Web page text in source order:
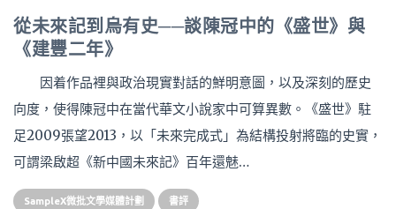
從未來記到烏有史──談陳冠中的《盛世》與
《建豐二年》
因着作品裡與政治現實對話的鮮明意圖，以及深刻的歷史
向度，使得陳冠中在當代華文小說家中可算異數。《盛世》駐
足2009張望2013，以「未來完成式」為結構投射將臨的史實，
可謂梁啟超《新中國未來記》百年還魅…
SampleX微批文學媒體計劃 書評